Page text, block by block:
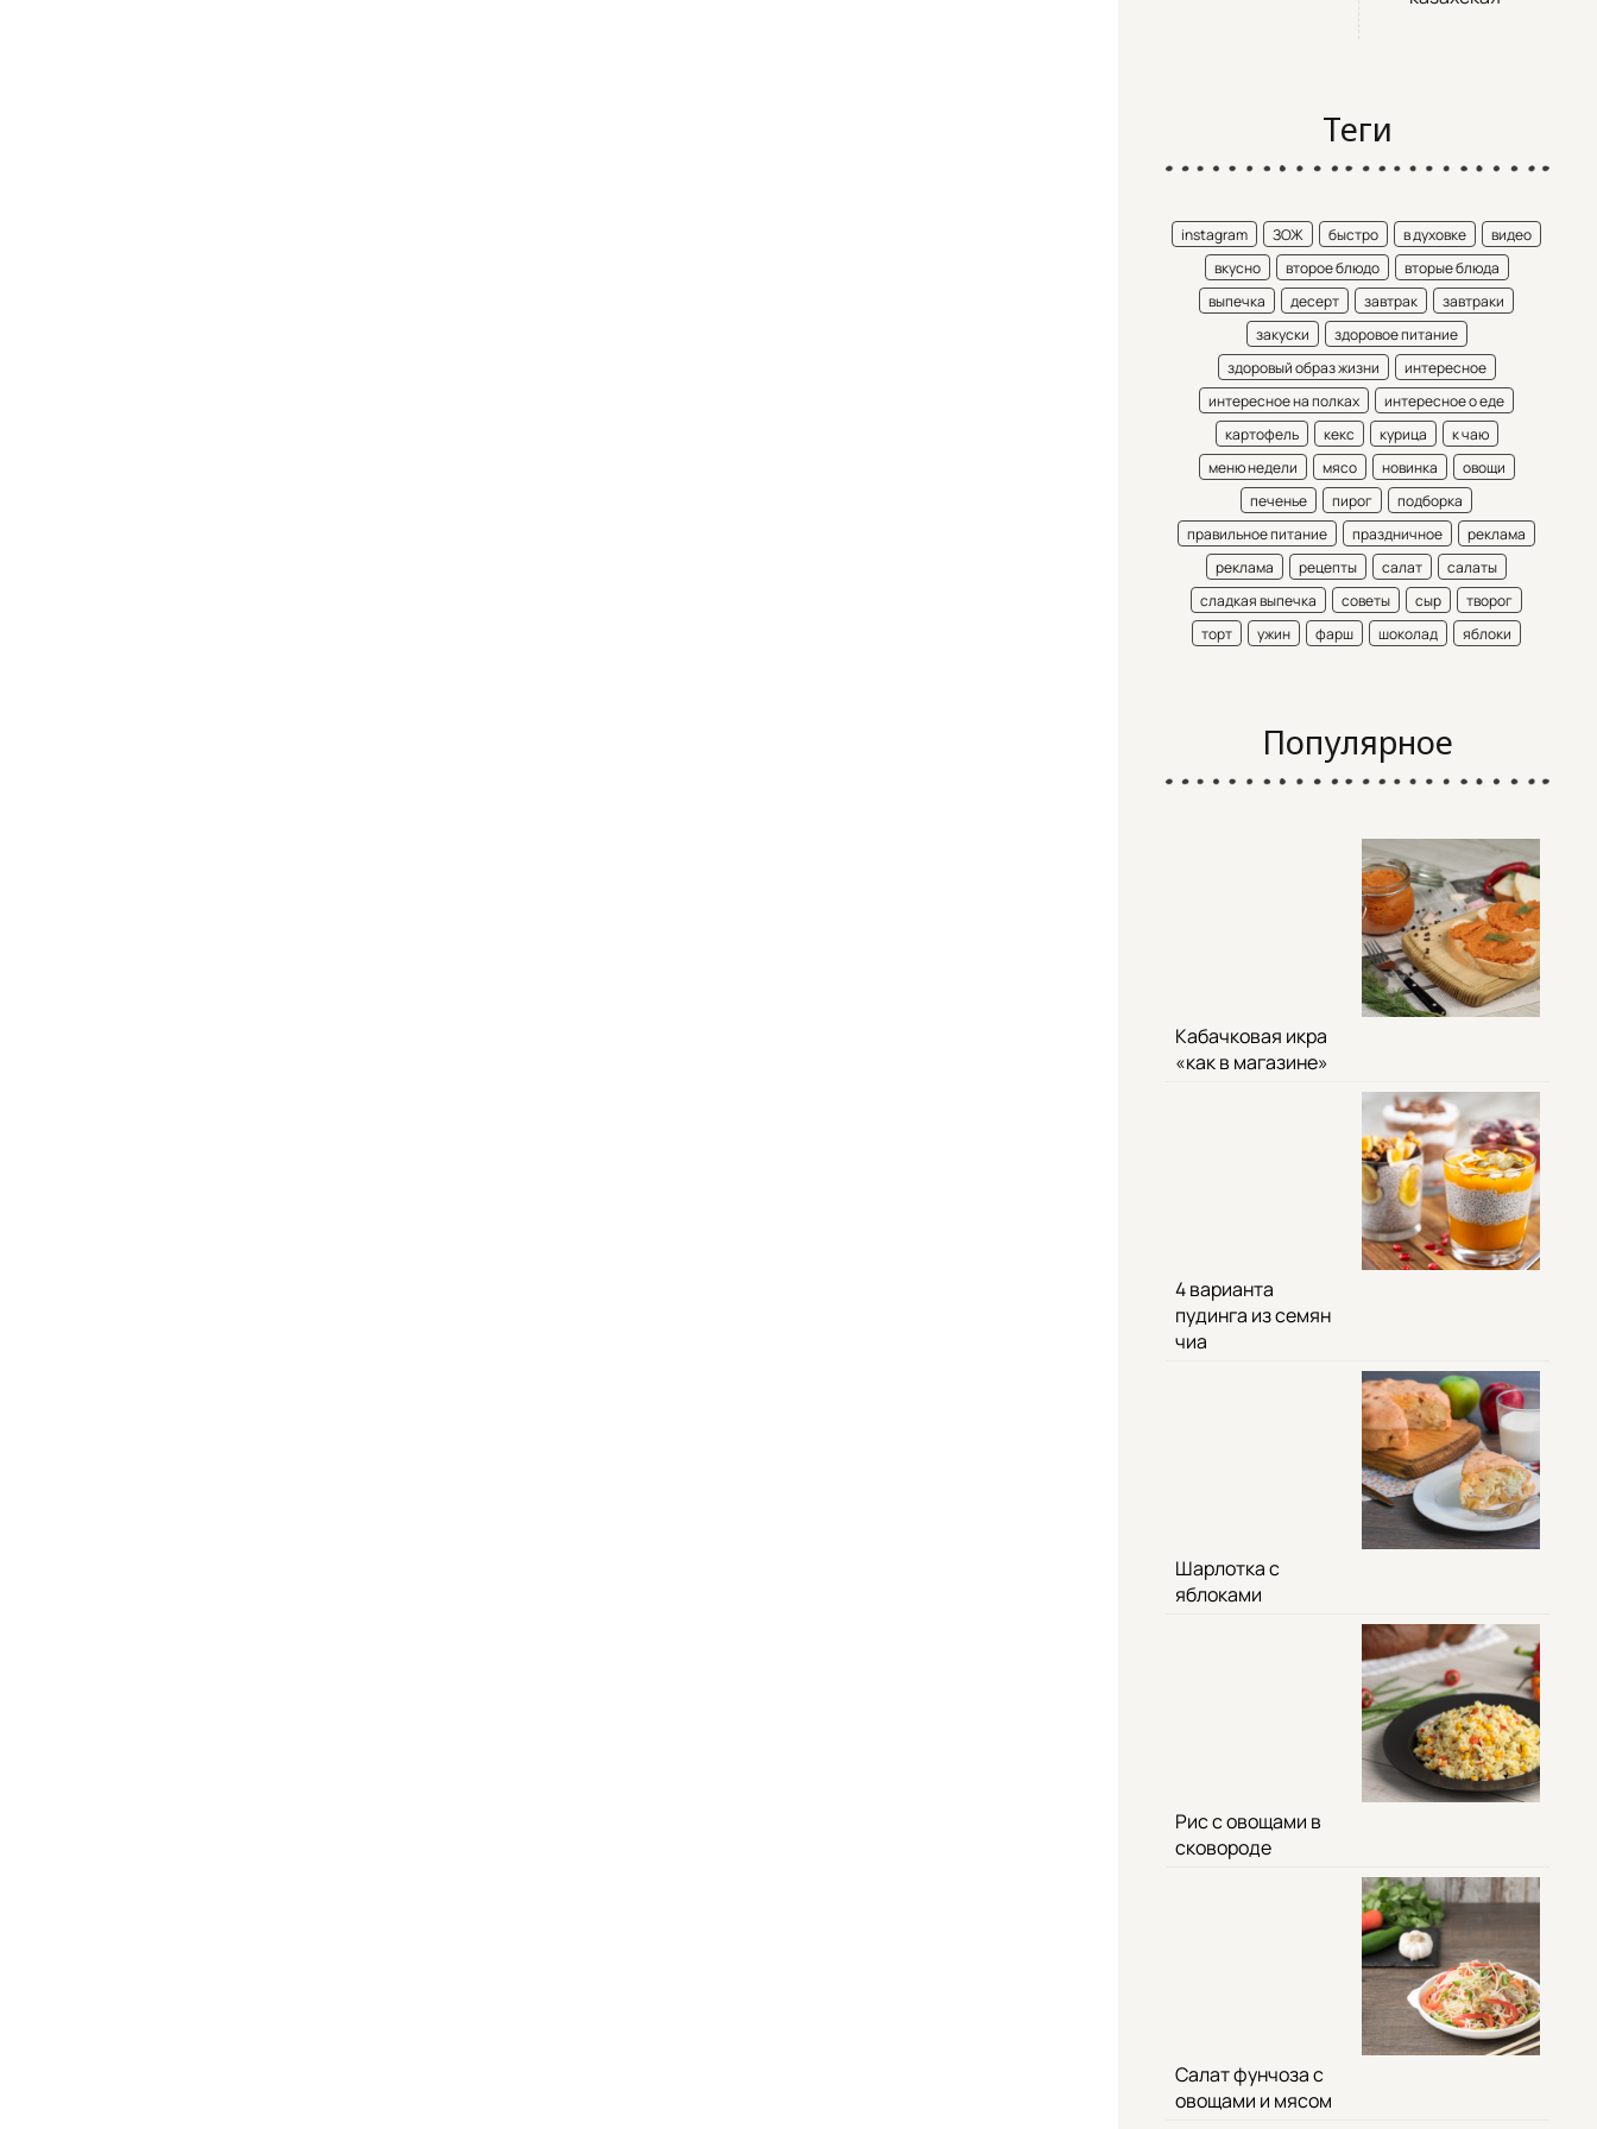
Теги
instagram ЗОЖ быстро в духовке
видео
вкусно
второе блюдо
вторые блюда
выпечка
десерт завтрак
завтраки
закуски
здоровое питание
здоровый образ жизни
интересное
интересное на полках
интересное о еде
картофель
кекс курица
к чаю
меню недели
мясо новинка
овощи
печенье
пирог
подборка
правильное питание
праздничное
реклама
реклама
рецепты салат
салаты
сладкая выпечка
советы сыр
творог
торт
ужин фарш шоколад яблоки
Популярное
Кабачковая икра
«как в магазине»
4 варианта
пудинга из семян
чиа
Шарлотка с
яблоками
Рис с овощами в
сковороде
Салат фунчоза с
овощами и мясом